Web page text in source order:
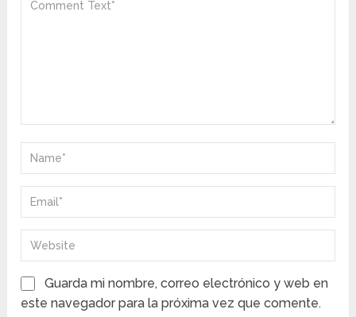
Guarda mi nombre, correo electrónico y web en
este navegador para la próxima vez que comente.